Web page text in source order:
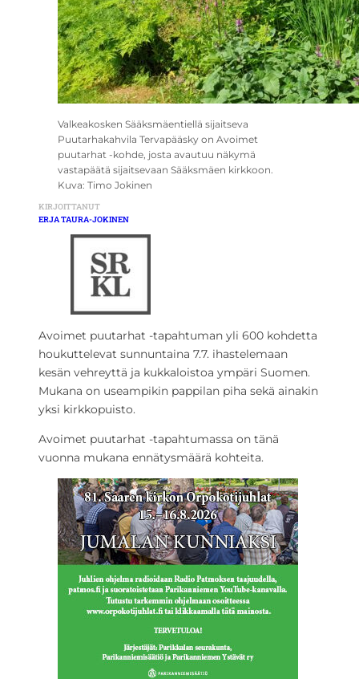
Valkeakosken Sääksmäentiellä sijaitseva
Puutarhakahvila Tervapääsky on Avoimet
puutarhat -kohde, josta avautuu näkymä
vastapäätä sijaitsevaan Sääksmäen kirkkoon.
Kuva: Timo Jokinen
KIRJOITTANUT
ERJA TAURA-JOKINEN
Avoimet puutarhat -tapahtuman yli 600 kohdetta
houkuttelevat sunnuntaina 7.7. ihastelemaan
kesän vehreyttä ja kukkaloistoa ympäri Suomen.
Mukana on useampikin pappilan piha sekä ainakin
yksi kirkkopuisto.
Avoimet puutarhat -tapahtumassa on tänä
vuonna mukana ennätysmäärä kohteita.